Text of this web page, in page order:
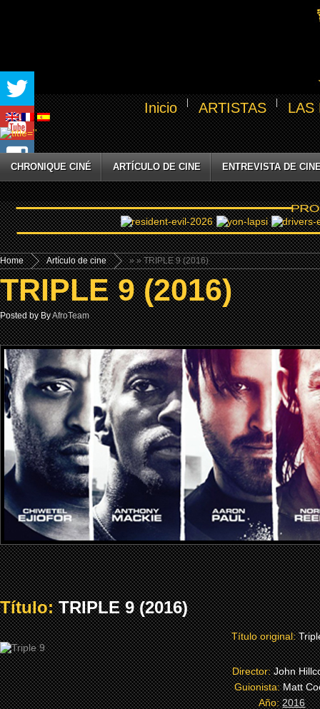
Inicio ARTISTAS LAS
CHRONIQUE CINÉ ARTÍCULO DE CINE ENTREVISTA DE
Home »
Artículo de cine » TRIPLE 9 (2016)
TRIPLE 9 (2016)
Posted by ByAfroTeam
Título:TRIPLE 9 (2016)
Título original:
Director:John
Guionista:Matt
Año:2016